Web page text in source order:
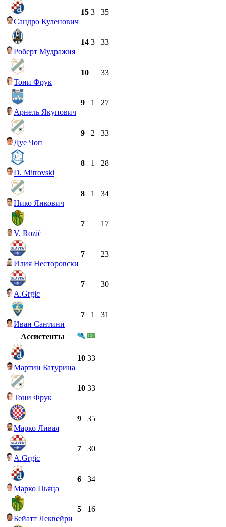
Сандро Куленович
15 3 35
Роберт Мудражия
14 3 33
Тони Фрук
10 33
Арнель Якупович
9 1 27
Дуе Чоп
9 2 33
D. Mitrovski
8 1 28
Нико Янкович
8 1 34
V. Rozić
7 17
Илия Несторовски
7 23
A.Grgic
7 30
Иван Сантини
7 1 31
Ассистенты
Мартин Батурина
10 33
Тони Фрук
10 33
Марко Ливая
9 35
A.Grgic
7 30
Марко Пьяца
6 34
Бейатт Леквейри
5 16